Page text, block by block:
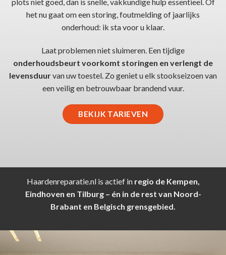
het nu gaat om een storing, foutmelding of jaarlijks
onderhoud: ik sta voor u klaar.
Laat problemen niet sluimeren. Een tijdige
onderhoudsbeurt voorkomt storingen en verlengt de
levensduurvan uw toestel. Zo geniet u elk stookseizoen van
een veilig en betrouwbaar brandend vuur.
BEKIJK TARIEVEN
Haardenreparatie.nl is actief in regio de Kempen,
Eindhoven en Tilburg – én in de rest van Noord-
Brabant en Belgisch grensgebied.